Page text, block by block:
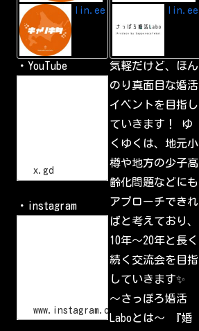
lin.ee
・YouTube
h
t
s
/
/
x
.
g
d
/
p
l
d
x.gd
・instagram
L
o
g
i
n
•
I
n
www.instagram.com
lin.ee
気軽だけど、ほん
のり真面目な婚活
イベントを目指し
ていきます！ ゆ
くゆくは、地元小
樽や地方の少子高
齢化問題などにも
アプローチできれ
ばと考えており、
10年〜20年と長く
続く交流会を目指
していきます✨
〜さっぽろ婚活
Laboとは〜 『婚